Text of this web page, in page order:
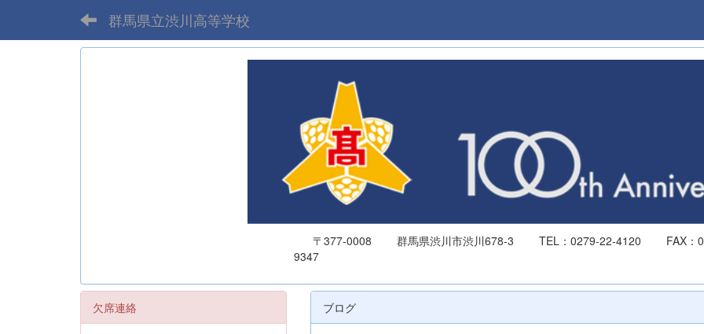
群馬県立渋川高等学校
〒377-0008 群馬県渋川市渋川678-3 TEL：0279-22-4120 FAX：
ブログ
欠席連絡